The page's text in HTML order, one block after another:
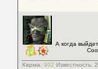
А когда
Карма: 902 Известность: